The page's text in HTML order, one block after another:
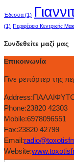
Έδεσσα (1)
(1) Περιφέρεια Κεντρικής
Συνδεθείτε μαζί μας
Επικοινωνία
Γίνε ρεπόρτερ της
Address:
Phone:23820 42303
Mobile:6978096551
Fax:23820 42799
Email:
Website: